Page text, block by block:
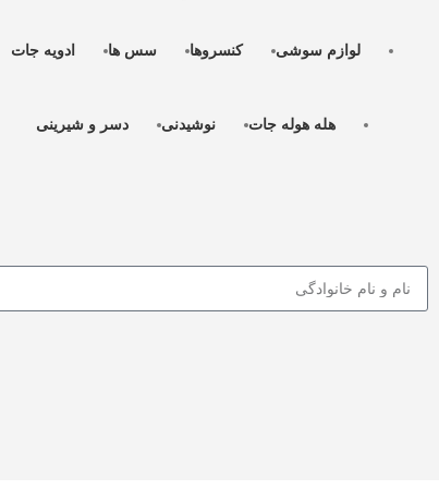
لوازم سوشی کنسروها سس ها ادویه جات
هله هوله جات نوشیدنی دسر و شیرینی